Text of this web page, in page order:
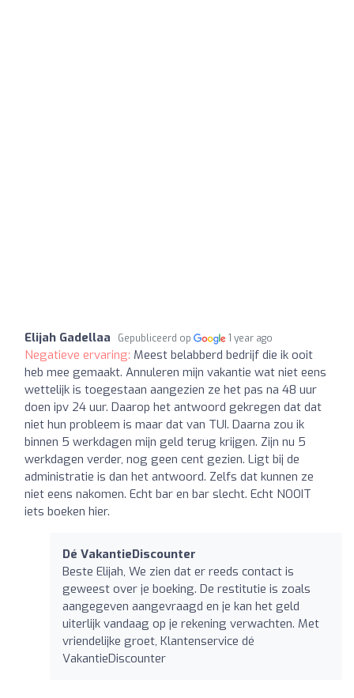
Elijah Gadellaa Gepubliceerd op 1 year ago
Negatieve ervaring: Meest belabberd bedrijf die ik ooit
heb mee gemaakt. Annuleren mijn vakantie wat niet eens
wettelijk is toegestaan aangezien ze het pas na 48 uur
doen ipv 24 uur. Daarop het antwoord gekregen dat dat
niet hun probleem is maar dat van TUI. Daarna zou ik
binnen 5 werkdagen mijn geld terug krijgen. Zijn nu 5
werkdagen verder, nog geen cent gezien. Ligt bij de
administratie is dan het antwoord. Zelfs dat kunnen ze
niet eens nakomen. Echt bar en bar slecht. Echt NOOIT
iets boeken hier.
Dé VakantieDiscounter
Beste Elijah, We zien dat er reeds contact is
geweest over je boeking. De restitutie is zoals
aangegeven aangevraagd en je kan het geld
uiterlijk vandaag op je rekening verwachten. Met
vriendelijke groet, Klantenservice dé
VakantieDiscounter